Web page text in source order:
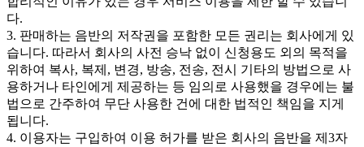
다.
3. 판매하는 음반의 저작권을 포함한 모든 권리는 회사에게 있
습니다. 따라서 회사의 사전 승낙 없이 신청용도 외의 목적을
위하여 복사, 복제, 변경, 방송, 전송, 전시 기타의 방법으로 사
용하거나 타인에게 제공하는 등 임의로 사용했을 경우에는 불
법으로 간주하여 무단 사용한 건에 대한 법적인 책임을 지게
됩니다.
4. 이용자는 구입하여 이용 허가를 받은 회사의 음반을 제3자